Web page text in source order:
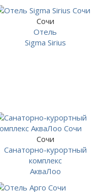
Сочи
Отель
Sigma Sirius
Сочи
Санаторно-курортный
комплекс
АкваЛоо